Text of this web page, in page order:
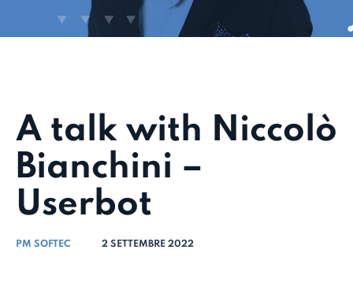
A talk with Niccolò
Bianchini –
Userbot
PM SOFTEC 2 SETTEMBRE 2022